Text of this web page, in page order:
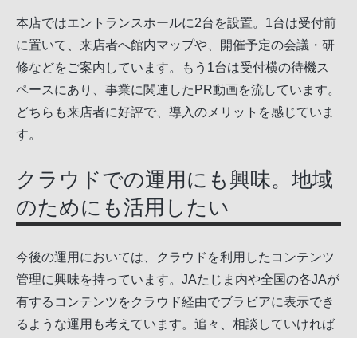
本店ではエントランスホールに2台を設置。1台は受付前
に置いて、来店者へ館内マップや、開催予定の会議・研
修などをご案内しています。もう1台は受付横の待機ス
ペースにあり、事業に関連したPR動画を流しています。
どちらも来店者に好評で、導入のメリットを感じていま
す。
クラウドでの運用にも興味。地域
のためにも活用したい
今後の運用においては、クラウドを利用したコンテンツ
管理に興味を持っています。JAたじま内や全国の各JAが
有するコンテンツをクラウド経由でブラビアに表示でき
るような運用も考えています。追々、相談していければ